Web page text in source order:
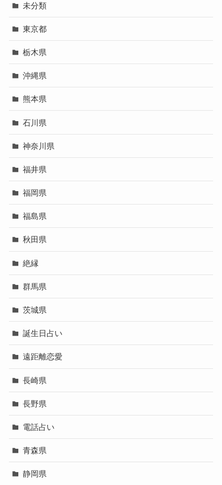
未分類
東京都
栃木県
沖縄県
熊本県
石川県
神奈川県
福井県
福岡県
福島県
秋田県
絶縁
群馬県
茨城県
誕生日占い
遠距離恋愛
長崎県
長野県
電話占い
青森県
静岡県